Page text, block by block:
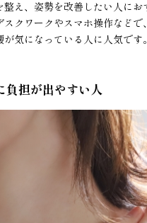
え、姿勢を改善したい人にお
スクワークやスマホ操作など
が気になっている人に人気です。
負担が出やすい人